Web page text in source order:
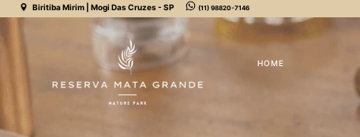
Biritiba Mirim | Mogi Das Cruzes - SP (11) 98820-7146
HOME